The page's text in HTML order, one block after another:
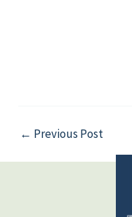
← Previous Post